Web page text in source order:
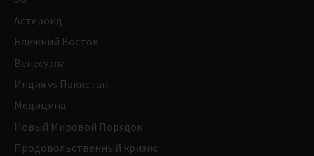
Астероид
Ближний Восток
Венесуэла
Индия vs Пакистан
Медицина
Новый Мировой Порядок
Продовольственный кризис